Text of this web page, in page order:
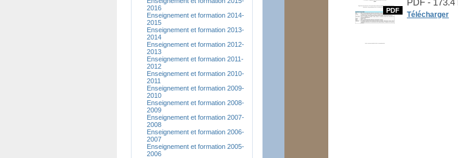
PDF
PDF - 173.4
Télécharger
2016
Enseignement et formation 2014-
2015
Enseignement et formation 2013-
2014
Enseignement et formation 2012-
2013
Enseignement et formation 2011-
2012
Enseignement et formation 2010-
2011
Enseignement et formation 2009-
2010
Enseignement et formation 2008-
2009
Enseignement et formation 2007-
2008
Enseignement et formation 2006-
2007
Enseignement et formation 2005-
2006